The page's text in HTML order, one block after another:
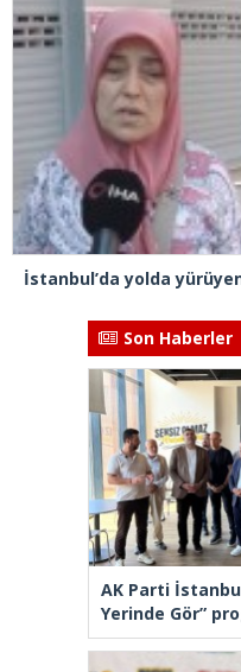
İstanbul’da yolda
Son Haberler
AK Parti
Yerinde Gör”